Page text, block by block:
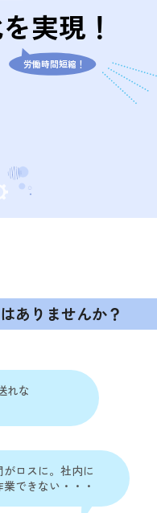
実現！
労働時間短縮！
ありませんか？
れな
ロスに。 社内に
できない・・・